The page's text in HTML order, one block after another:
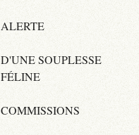
ALERTE
D'UNE SOUPLESSE
FÉLINE
COMMISSIONS